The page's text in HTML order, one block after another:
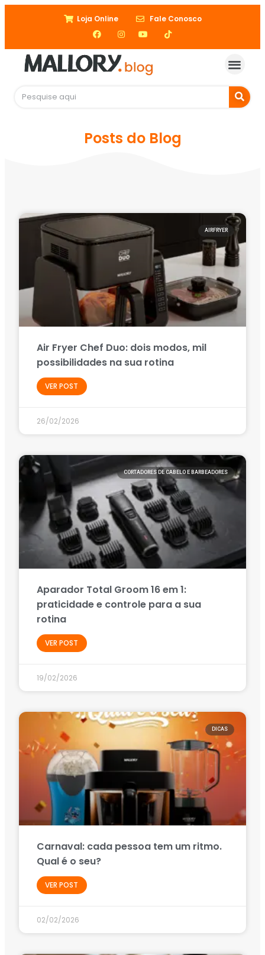
Loja Online Fale Conosco
Posts do Blog
AIRFRYER
Air Fryer Chef Duo: dois modos, mil
possibilidades na sua rotina
VER POST
26/02/2026
CORTADORES DE CABELO E BARBEADORES
Aparador Total Groom 16 em 1:
praticidade e controle para a sua
rotina
VER POST
19/02/2026
DICAS
Carnaval: cada pessoa tem um ritmo.
Qual é o seu?
VER POST
02/02/2026